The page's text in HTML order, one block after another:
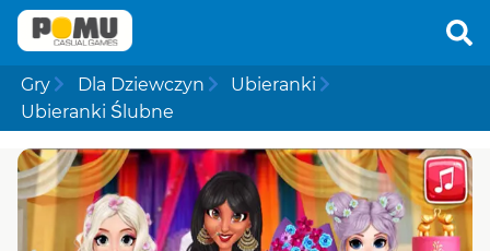
Gry Dla Dziewczyn
Ubieranki
Ubieranki Ślubne